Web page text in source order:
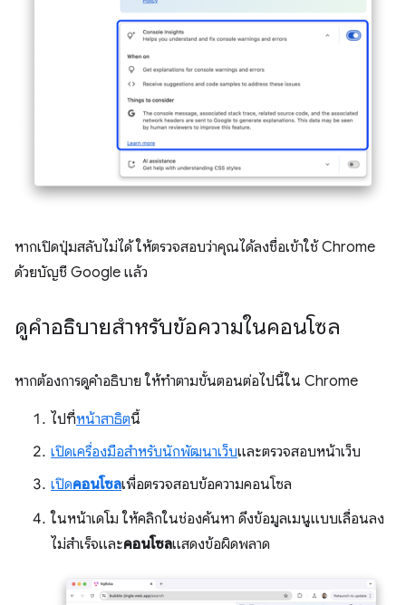
หากเปิดปุ่มสลับไม่ได้ ให้ตรวจสอบว่าคุณได้ลงชื่อเข้าใช้ Chrome
ด้วยบัญชี Google แล้ว
ดูคำอธิบายสำหรับข้อความในคอนโซล
หากต้องการดูคำอธิบาย ให้ทำตามขั้นตอนต่อไปนี้ใน Chrome
ไปที่หน้าสาธิตนี้
เปิดเครื่องมือสำหรับนักพัฒนาเว็บและตรวจสอบหน้าเว็บ
เปิดคอนโซลเพื่อตรวจสอบข้อความคอนโซล
ในหน้าเดโม ให้คลิกในช่องค้นหา ดึงข้อมูลเมนูแบบเลื่อนลง
ไม่สำเร็จและคอนโซลแสดงข้อผิดพลาด